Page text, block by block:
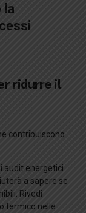
la
ridurre il
contribuiscono
audit energetici
a sapere se
Rivedi
termico nelle